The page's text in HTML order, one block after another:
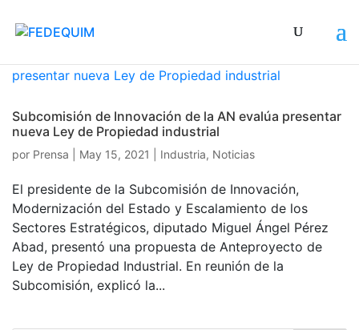
Subcomisión de Innovación de la AN evalúa presentar
nueva Ley de Propiedad industrial
por Prensa May 15, 2021 Industria, Noticias
El presidente de la Subcomisión de Innovación,
Modernización del Estado y Escalamiento de los
Sectores Estratégicos, diputado Miguel Ángel Pérez
Abad, presentó una propuesta de Anteproyecto de
Ley de Propiedad Industrial. En reunión de la
Subcomisión, explicó la...